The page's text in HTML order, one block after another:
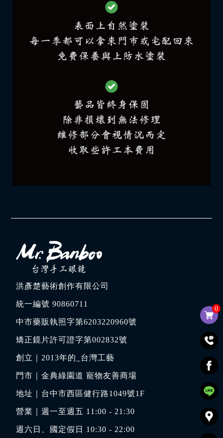
0
洪彥楚藝術創作有限公司
統一編號 90860711
中市藥販執照字第6203220960號
矯正鏡片許可證字第002832號
創立｜2013年的_台灣工藝
門市｜金典綠園道 寵物友善商場
地址｜ 台中市西區健行路1049號1F
營業｜週一至週五 11:00 - 21:30
週六日、國定假日 10:30 - 22:00